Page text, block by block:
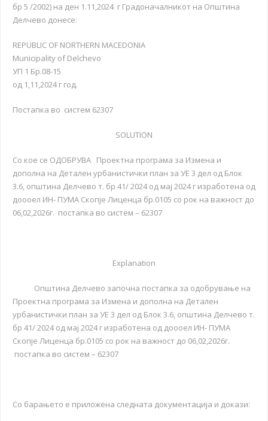
бр 5 /2002) на ден 1.11,2024 г Градоначалникот на Општина
Делчево донесе:
REPUBLIC OF NORTHERN MACEDONIA
Municipality of Delchevo
УП 1 Бр.08-15
од 1,11,2024 г год.
Постапка во систем 62307
SOLUTION
Со кое се ОДОБРУВА Проектна програма за Измена и
дополна на Детален урбанистички план за УЕ 3 дел од Блок
3.6, општина Делчево т. бр 41/ 2024 од мај 2024 г изработена од
доооел ИН- ПУМА Скопје Лиценца бр.0105 со рок на важност до
06,02,2026г. постапка во систем – 62307
Explanation
Општина Делчево започна постапка за одобрување на
Проектна програма за Измена и дополна на Детален
урбанистички план за УЕ 3 дел од Блок 3.6, општина Делчево т.
бр 41/ 2024 од мај 2024 г изработена од доооел ИН- ПУМА
Скопје Лиценца бр.0105 со рок на важност до 06,02,2026г.
постапка во систем – 62307
Со барањето е приложена следната документација и докази: